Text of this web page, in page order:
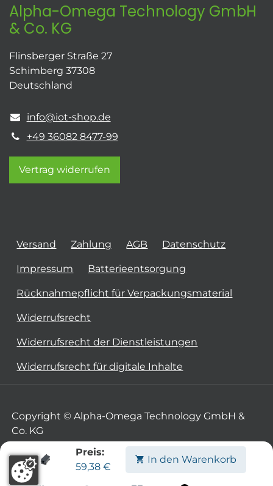
Preis:
59,38 €
In den Warenkorb
Alpha-Omega Technology GmbH
& Co. KG
Flinsberger Straße 27
Schimberg 37308
Deutschland
info@iot-shop.de
+49 36082 8477-99
Vertrag widerrufen
Versand Zahlung AGB Datenschutz
Impressum Batterieentsorgung
Rücknahmepflicht für Verpackungsmaterial
Widerrufsrecht
Widerrufsrecht der Dienstleistungen
Widerrufsrecht für digitale Inhalte
Copyright © Alpha-Omega Technology GmbH &
Co. KG